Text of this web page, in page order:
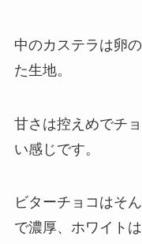
中のカステラは卵
た生地。
甘さは控えめでチ
い感じです。
ビターチョコはそ
で濃厚、ホワイト